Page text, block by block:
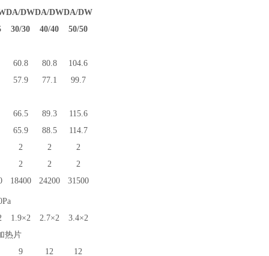
DA/DWDA/DWDA/DW
30/30 40/40 50/50
60.8 80.8
104.6
57.9
77.1 99.7
66.5 89.3
115.6
65.9
88.5
114.7
2
2
2
2
2
2
18400 24200 31500
1.9×2 2.7×2
3.4×2
热片
9
12 12